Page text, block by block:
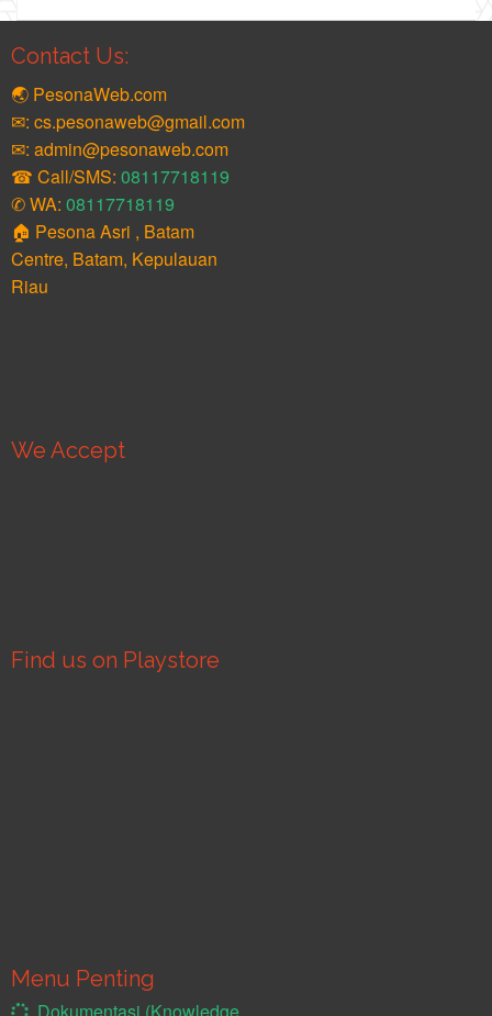
Contact Us:
🌏 PesonaWeb.com
✉: cs.pesonaweb@gmail.com
✉: admin@pesonaweb.com
☎ Call/SMS: 08117718119
✆ WA: 08117718119
🏠 Pesona Asri , Batam
Centre, Batam, Kepulauan
Riau
We Accept
Find us on Playstore
Menu Penting
Dokumentasi (Knowledge